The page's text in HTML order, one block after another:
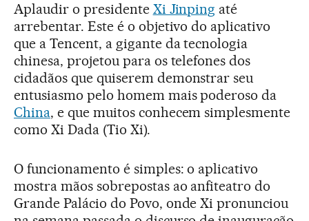
Aplaudir o presidente Xi Jinping até
arrebentar. Este é o objetivo do aplicativo
que a Tencent, a gigante da tecnologia
chinesa, projetou para os telefones dos
cidadãos que quiserem demonstrar seu
entusiasmo pelo homem mais poderoso da
China, e que muitos conhecem simplesmente
como Xi Dada (Tio Xi).
O funcionamento é simples: o aplicativo
mostra mãos sobrepostas ao anfiteatro do
Grande Palácio do Povo, onde Xi pronunciou